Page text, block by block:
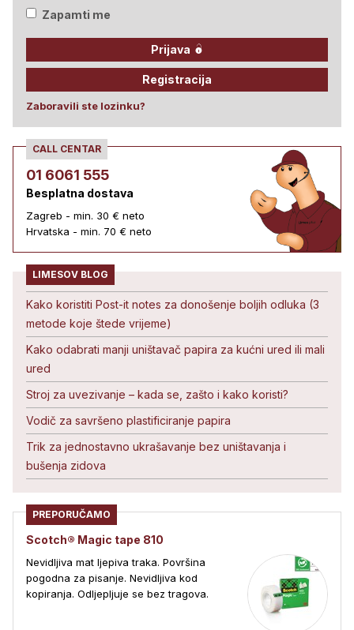
Zapamti me
Prijava
Registracija
Zaboravili ste lozinku?
CALL CENTAR
01 6061 555
Besplatna dostava
Zagreb - min. 30 € neto
Hrvatska - min. 70 € neto
LIMESOV BLOG
Kako koristiti Post-it notes za donošenje boljih odluka (3
metode koje štede vrijeme)
Kako odabrati manji uništavač papira za kućni ured ili mali
ured
Stroj za uvezivanje – kada se, zašto i kako koristi?
Vodič za savršeno plastificiranje papira
Trik za jednostavno ukrašavanje bez uništavanja i
bušenja zidova
PREPORUČAMO
Scotch® Magic tape 810
Nevidljiva mat ljepiva traka. Površina
pogodna za pisanje. Nevidljiva kod
kopiranja. Odljepljuje se bez tragova.